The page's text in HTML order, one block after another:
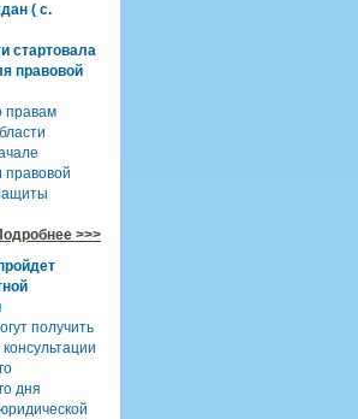
( с.
стартовала
правовой
правам
правовой
>>>
получить
дня